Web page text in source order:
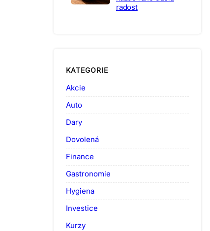
radost
KATEGORIE
Akcie
Auto
Dary
Dovolená
Finance
Gastronomie
Hygiena
Investice
Kurzy